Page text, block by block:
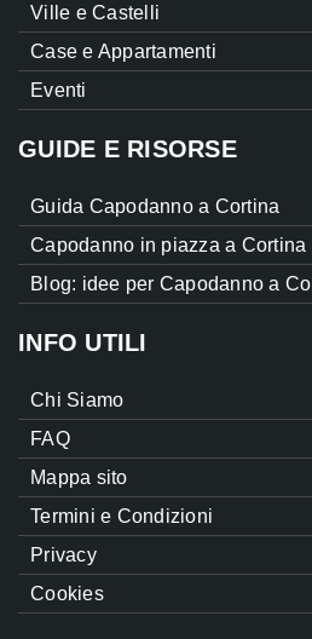
Ville e Castelli
Case e Appartamenti
Eventi
GUIDE E RISORSE
Guida Capodanno a Cortina
Capodanno in piazza a Cortina
Blog: idee per Capodanno a
INFO UTILI
Chi Siamo
FAQ
Mappa sito
Termini e Condizioni
Privacy
Cookies